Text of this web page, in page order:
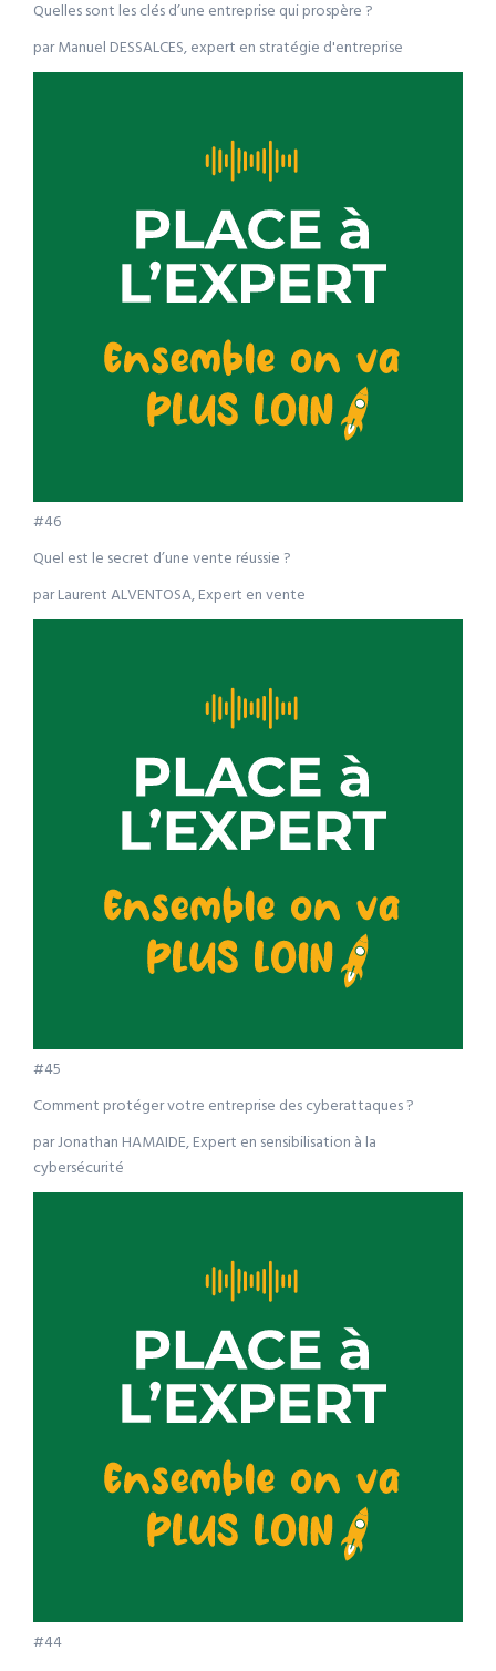
Quelles sont les clés d’une entreprise qui prospère ?
par Manuel DESSALCES, expert en stratégie d'entreprise
#46
Quel est le secret d’une vente réussie ?
par Laurent ALVENTOSA, Expert en vente
#45
Comment protéger votre entreprise des cyberattaques ?
par Jonathan HAMAIDE, Expert en sensibilisation à la
cybersécurité
#44